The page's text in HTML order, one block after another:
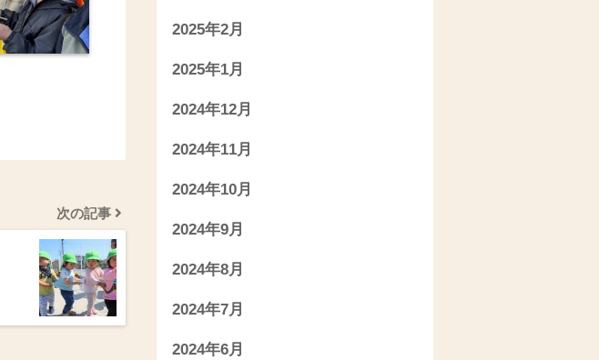
次の記事
2025年2月
2025年1月
2024年12月
2024年11月
2024年10月
2024年9月
2024年8月
2024年7月
2024年6月